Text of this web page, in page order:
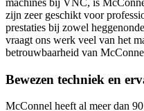
zijn zeer geschikt voor
prestaties bij zowel
vraagt ons werk veel van het
betrouwbaarheid van
Bewezen techniek en
McConnel heeft al meer dan